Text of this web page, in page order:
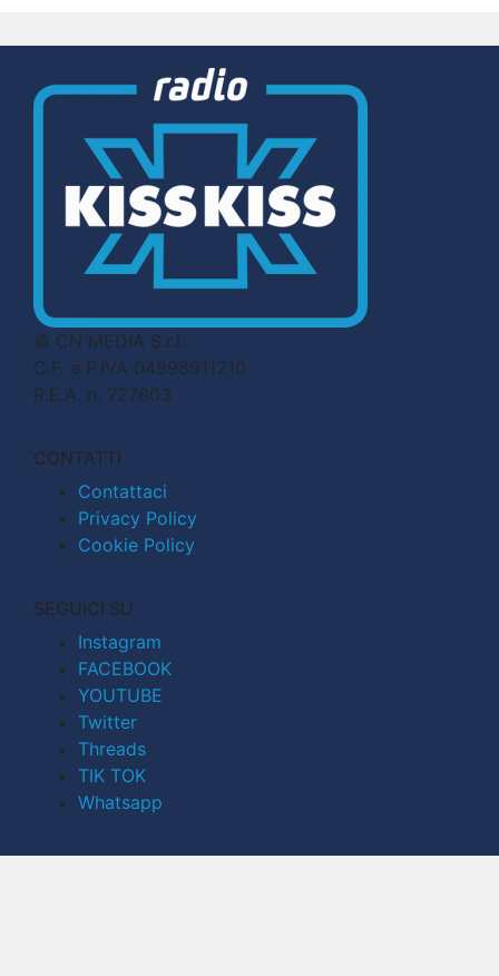
© CN MEDIA S.r.l.
C.F. e P.IVA 04998911210
R.E.A. n. 727803
CONTATTI
Contattaci
Privacy Policy
Cookie Policy
SEGUICI SU
Instagram
FACEBOOK
YOUTUBE
Twitter
Threads
TIK TOK
Whatsapp